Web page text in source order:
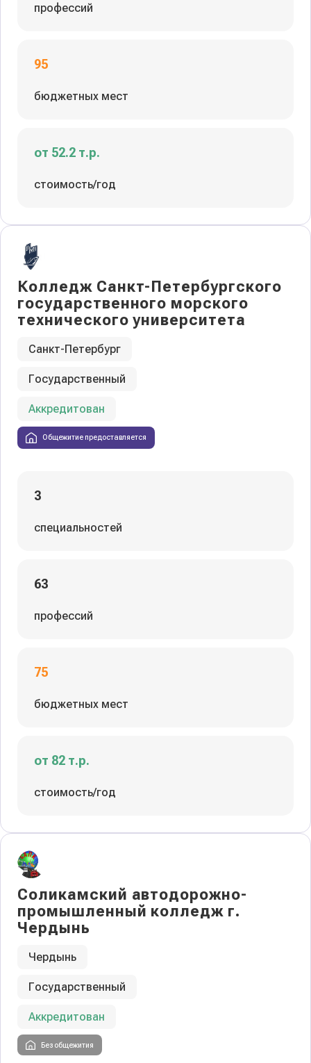
профессий
95
бюджетных мест
от 52.2 т.р.
стоимость/год
Колледж Санкт-Петербургского
государственного морского
технического университета
Санкт-Петербург
Государственный
Аккредитован
Общежитие предоставляется
3
специальностей
63
профессий
75
бюджетных мест
от 82 т.р.
стоимость/год
Соликамский автодорожно-
промышленный колледж г.
Чердынь
Чердынь
Государственный
Аккредитован
Без общежития